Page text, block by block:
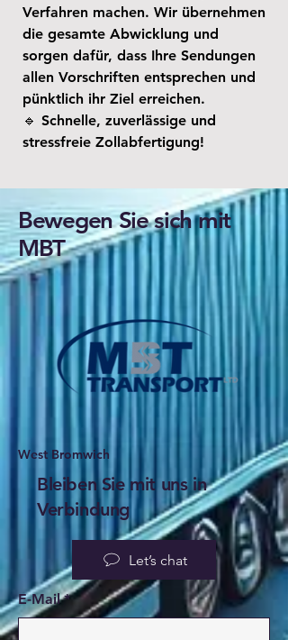
Verfahren machen. Wir übernehmen
die gesamte Abwicklung und
sorgen dafür, dass Ihre Sendungen
allen Vorschriften entsprechen und
pünktlich ihr Ziel erreichen.
🔹 Schnelle, zuverlässige und
stressfreie Zollabfertigung!
Bewegen Sie sich mit
MBT
West Bromwich
Bleiben Sie mit uns in
Verbindung
Let’s chat
E-Mail *